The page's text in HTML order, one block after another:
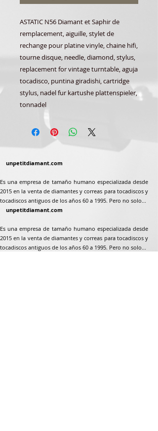
ASTATIC N56 Diamant et Saphir de
remplacement, aiguille, stylet de
rechange pour platine vinyle, chaine hifi,
tourne disque, needle, diamond, stylus,
replacement for vintage turntable, aguja
tocadisco, puntina giradishi, cartridge
stylus, nadel fur kartushe plattenspieler,
tonnadel
unpetitdiamant.com
Es una empresa de tamaño humano especializada desde
2015 en la venta de diamantes y correas para tocadiscos y
tocadiscos antiguos de los años 60 a 1995. Pero no solo...
unpetitdiamant.com
Es una empresa de tamaño humano especializada desde
2015 en la venta de diamantes y correas para tocadiscos y
tocadiscos antiguos de los años 60 a 1995. Pero no solo...